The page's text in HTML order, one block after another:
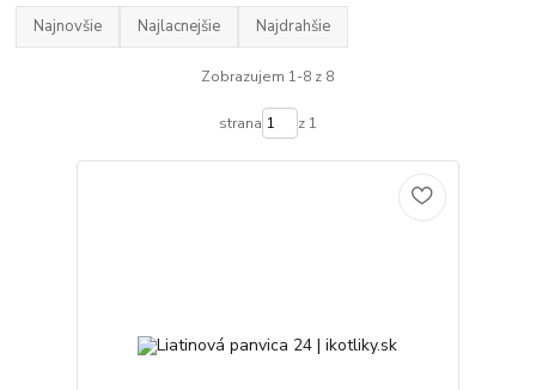
Najnovšie Najlacnejšie Najdrahšie
Zobrazujem 1-8 z 8
strana z 1